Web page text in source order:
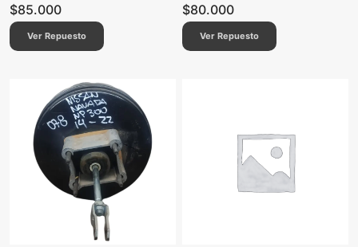
$85.000
Ver Repuesto
$80.000
Ver Repuesto